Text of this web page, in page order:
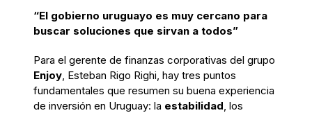
“El gobierno uruguayo es muy cercano para
buscar soluciones que sirvan a todos”
Para el gerente de finanzas corporativas del grupo
Enjoy , Esteban Rigo Righi, hay tres puntos
fundamentales que resumen su buena experiencia
de inversión en Uruguay: la estabilidad , los